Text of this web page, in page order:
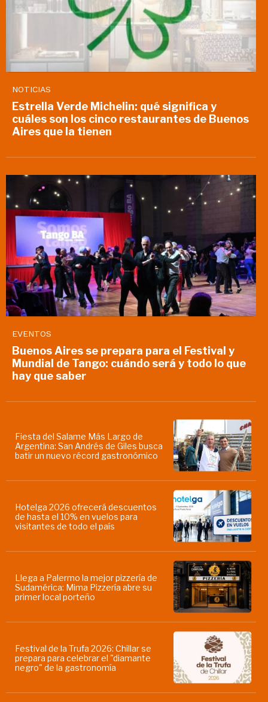
NOTICIAS
Estrella Verde Michelin: qué significa y
cuáles son los cinco restaurantes de Buenos
Aires que la tienen
EVENTOS
Buenos Aires se prepara para el Festival y
Mundial de Tango: cuándo será y todo lo que
hay que saber
Fiesta del Salame Más Largo de
Argentina: San Andrés de Giles busca
batir un nuevo récord gastronómico
Hotelga 2026 ofrecerá descuentos
de hasta el 10% en vuelos para
visitantes de todo el país
Llega a Palermo la mejor pizzería de
Sudamérica: Mima Pizzería abre su
primer local porteño
Festival de la Trufa 2026: Chillar se
prepara para celebrar el "diamante
negro" de la gastronomía